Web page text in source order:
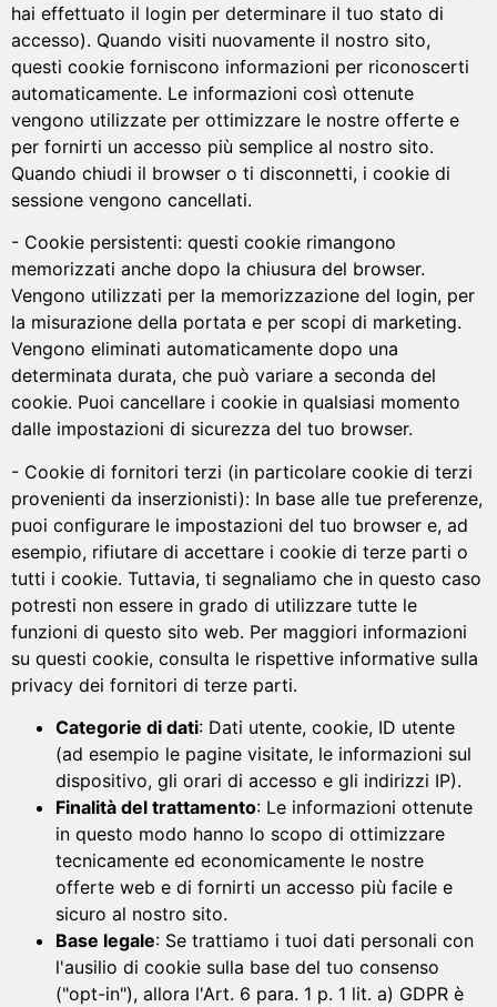
hai effettuato il login per determinare il tuo stato di
accesso). Quando visiti nuovamente il nostro sito,
questi cookie forniscono informazioni per riconoscerti
automaticamente. Le informazioni così ottenute
vengono utilizzate per ottimizzare le nostre offerte e
per fornirti un accesso più semplice al nostro sito.
Quando chiudi il browser o ti disconnetti, i cookie di
sessione vengono cancellati.
- Cookie persistenti: questi cookie rimangono
memorizzati anche dopo la chiusura del browser.
Vengono utilizzati per la memorizzazione del login, per
la misurazione della portata e per scopi di marketing.
Vengono eliminati automaticamente dopo una
determinata durata, che può variare a seconda del
cookie. Puoi cancellare i cookie in qualsiasi momento
dalle impostazioni di sicurezza del tuo browser.
- Cookie di fornitori terzi (in particolare cookie di terzi
provenienti da inserzionisti): In base alle tue preferenze,
puoi configurare le impostazioni del tuo browser e, ad
esempio, rifiutare di accettare i cookie di terze parti o
tutti i cookie. Tuttavia, ti segnaliamo che in questo caso
potresti non essere in grado di utilizzare tutte le
funzioni di questo sito web. Per maggiori informazioni
su questi cookie, consulta le rispettive informative sulla
privacy dei fornitori di terze parti.
Categorie di dati: Dati utente, cookie, ID utente
(ad esempio le pagine visitate, le informazioni sul
dispositivo, gli orari di accesso e gli indirizzi IP).
Finalità del trattamento: Le informazioni ottenute
in questo modo hanno lo scopo di ottimizzare
tecnicamente ed economicamente le nostre
offerte web e di fornirti un accesso più facile e
sicuro al nostro sito.
Base legale: Se trattiamo i tuoi dati personali con
l'ausilio di cookie sulla base del tuo consenso
("opt-in"), allora l'Art. 6 para. 1 p. 1 lit. a) GDPR è